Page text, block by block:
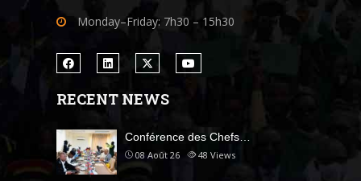
Monday–Friday: 7h30 – 15h30
RECENT NEWS
Conférence des Chefs…
08 Août 26 48 Views